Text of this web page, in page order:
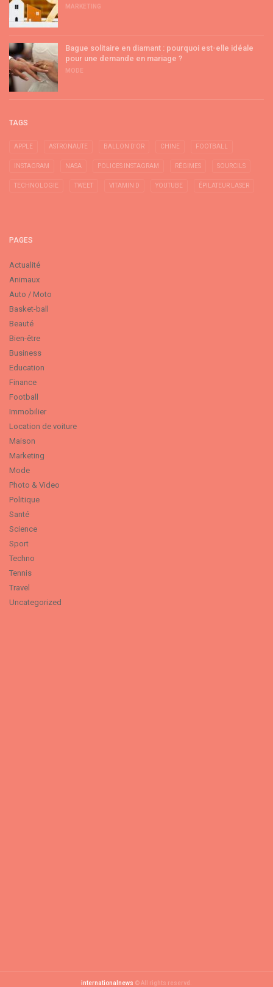
MARKETING
Bague solitaire en diamant : pourquoi est-elle idéale
pour une demande en mariage ?
MODE
TAGS
APPLE ASTRONAUTE BALLON D'OR CHINE FOOTBALL
INSTAGRAM NASA POLICES INSTAGRAM RÉGIMES SOURCILS
TECHNOLOGIE TWEET VITAMIN D YOUTUBE ÉPILATEUR LASER
PAGES
Actualité
Animaux
Auto / Moto
Basket-ball
Beauté
Bien-être
Business
Education
Finance
Football
Immobilier
Location de voiture
Maison
Marketing
Mode
Photo & Video
Politique
Santé
Science
Sport
Techno
Tennis
Travel
Uncategorized
internationalnews © All rights reservd.